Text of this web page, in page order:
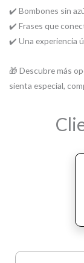
✔️ Bombones sin
✔️ Frases que
✔️ Una experiencia
🎁 Descubre más
sienta especial,